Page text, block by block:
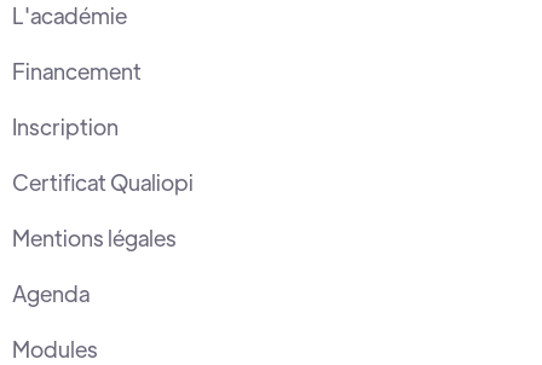
L'académie
Financement
Inscription
Certificat Qualiopi
Mentions légales
Agenda
Modules